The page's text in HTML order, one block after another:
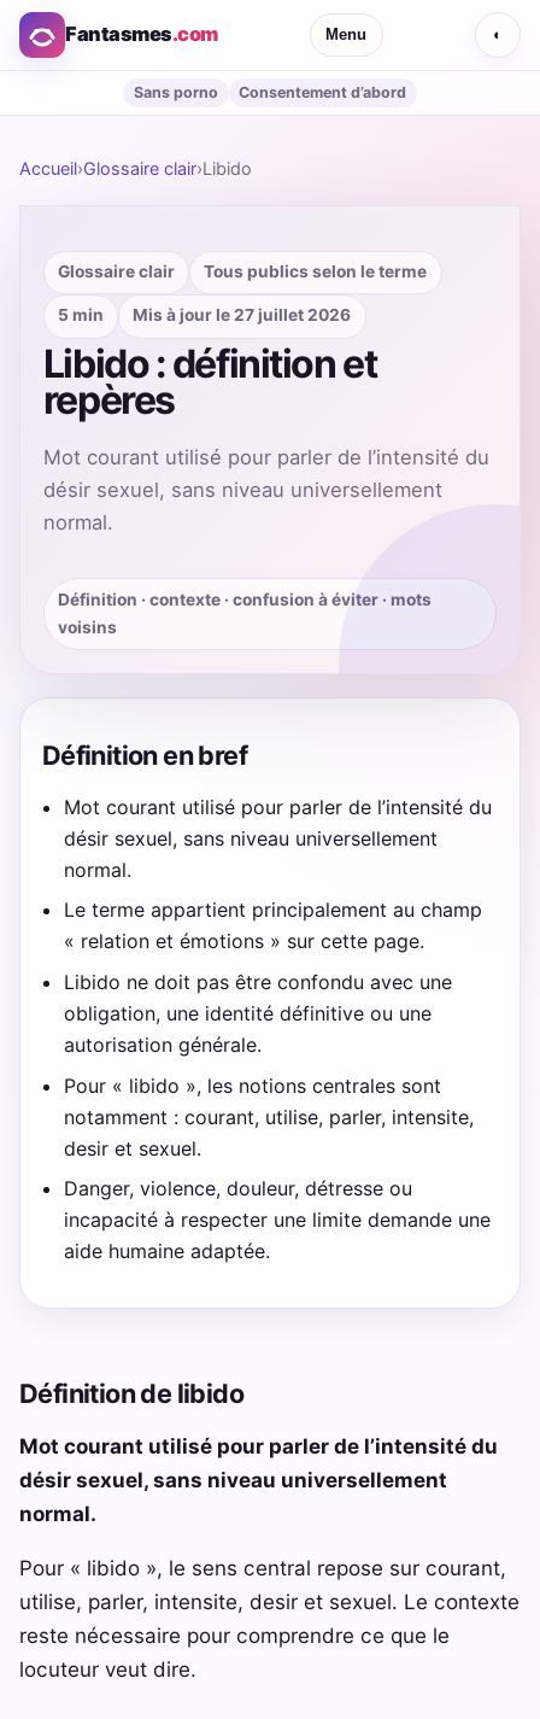
Fantasmes.com Menu ◐
Sans porno Consentement d’abord
Accueil›Glossaire clair›Libido
Glossaire clair Tous publics selon le terme
5 min Mis à jour le 27 juillet 2026
Libido : définition et
repères
Mot courant utilisé pour parler de l’intensité du
désir sexuel, sans niveau universellement
normal.
Définition · contexte · confusion à éviter · mots
voisins
Définition en bref
Mot courant utilisé pour parler de l’intensité du
désir sexuel, sans niveau universellement
normal.
Le terme appartient principalement au champ
« relation et émotions » sur cette page.
Libido ne doit pas être confondu avec une
obligation, une identité définitive ou une
autorisation générale.
Pour « libido », les notions centrales sont
notamment : courant, utilise, parler, intensite,
desir et sexuel.
Danger, violence, douleur, détresse ou
incapacité à respecter une limite demande une
aide humaine adaptée.
Définition de libido
Mot courant utilisé pour parler de l’intensité du
désir sexuel, sans niveau universellement
normal.
Pour « libido », le sens central repose sur courant,
utilise, parler, intensite, desir et sexuel. Le contexte
reste nécessaire pour comprendre ce que le
locuteur veut dire.